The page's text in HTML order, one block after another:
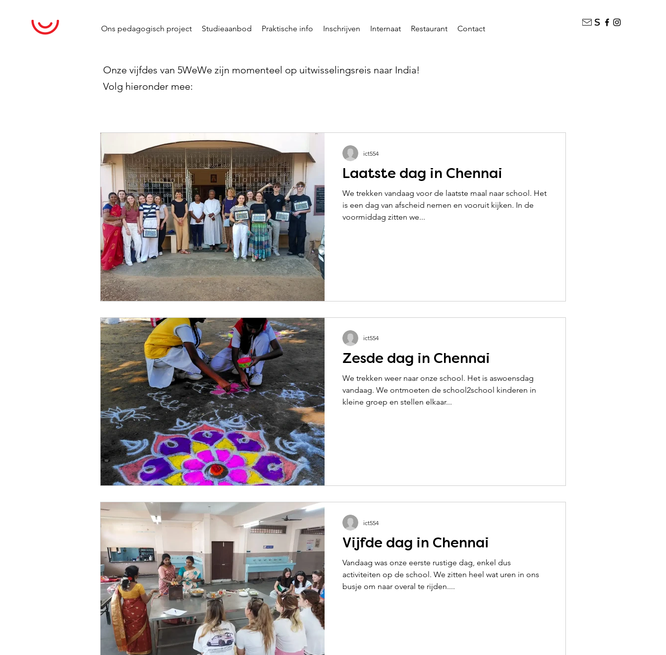
Ons pedagogisch project Studieaanbod Praktische info Inschrijven Internaat Restaurant Contact
Onze vijfdes van 5WeWe zijn momenteel op uitwisselingsreis naar India!
Volg hieronder mee:
Laatste dag in Chennai
We trekken vandaag voor de laatste maal naar school. Het
is een dag van afscheid nemen en vooruit kijken. In de
voormiddag zitten we...
ict554
Zesde dag in Chennai
We trekken weer naar onze school. Het is aswoensdag
vandaag. We ontmoeten de school2school kinderen in
kleine groep en stellen elkaar...
ict554
Vijfde dag in Chennai
Vandaag was onze eerste rustige dag, enkel dus
activiteiten op de school. We zitten heel wat uren in ons
busje om naar overal te rijden....
ict554